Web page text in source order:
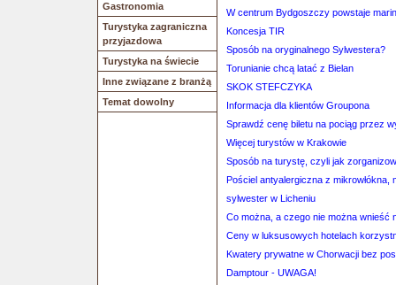
Gastronomia
Turystyka zagraniczna
przyjazdowa
Turystyka na świecie
Inne związane z branżą
Temat dowolny
W centrum Bydgoszczy powstaje
Koncesja TIR
Sposób na oryginalnego Sylwestera?
Torunianie chcą latać z Bielan
SKOK STEFCZYKA
Informacja dla klientów Groupona
Sprawdź cenę biletu na pociąg przez
Więcej turystów w Krakowie
Sposób na turystę, czyli jak
Pościel antyalergiczna z mikrowłókna,
sylwester w Licheniu
Co można, a czego nie można wnieść
Ceny w luksusowych hotelach
Kwatery prywatne w Chorwacji bez
Damptour - UWAGA!